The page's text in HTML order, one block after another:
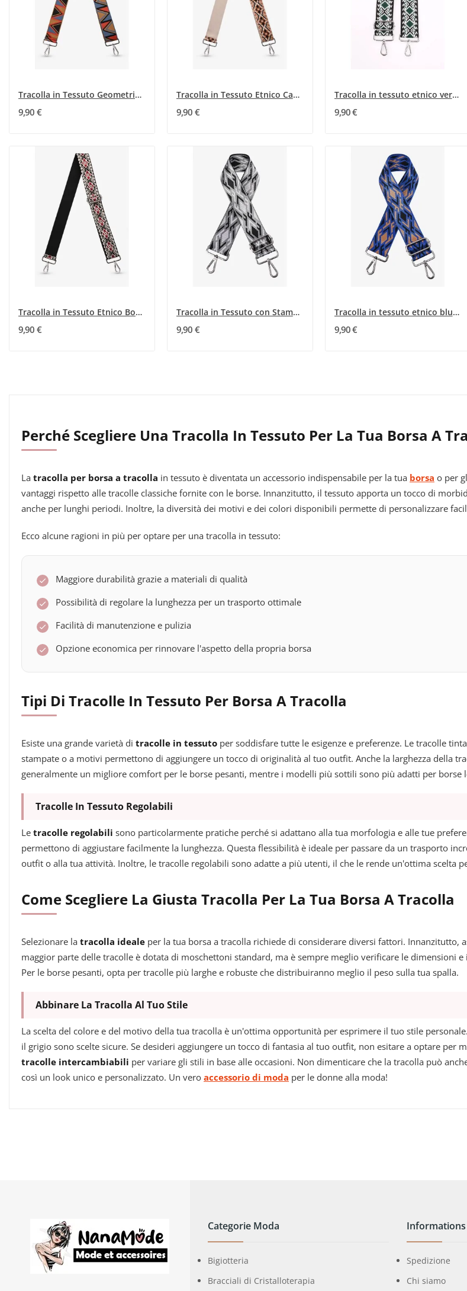
Tracolla in Tessuto Geometrico Multicolore
9,90 €
Tracolla in Tessuto Etnico Cammello e Nero
9,90 €
Tracolla in tessuto etnico verde bottiglia
9,90 €
Tracolla in Tessuto Etnico Bohémien
9,90 €
Tracolla in Tessuto con Stampa Geometrica Nero...
9,90 €
Tracolla in tessuto etnico blu royal
9,90 €
Perché Scegliere Una Tracolla In Tessuto Per La Tua Borsa A
La tracolla per borsa a tracolla in tessuto è diventata un accessorio indispensabile per la tua borsa o per
vantaggi rispetto alle tracolle classiche fornite con le borse. Innanzitutto, il tessuto apporta un tocco di
anche per lunghi periodi. Inoltre, la diversità dei motivi e dei colori disponibili permette di personalizzare
Ecco alcune ragioni in più per optare per una tracolla in tessuto:
Maggiore durabilità grazie a materiali di qualità
Possibilità di regolare la lunghezza per un trasporto ottimale
Facilità di manutenzione e pulizia
Opzione economica per rinnovare l'aspetto della propria borsa
Tipi Di Tracolle In Tessuto Per Borsa A Tracolla
Esiste una grande varietà di tracolle in tessuto per soddisfare tutte le esigenze e preferenze. Le tracolle
stampate o a motivi permettono di aggiungere un tocco di originalità al tuo outfit. Anche la larghezza della
generalmente un migliore comfort per le borse pesanti, mentre i modelli più sottili sono più adatti per borse
Tracolle In Tessuto Regolabili
Le tracolle regolabili sono particolarmente pratiche perché si adattano alla tua morfologia e alle tue
permettono di aggiustare facilmente la lunghezza. Questa flessibilità è ideale per passare da un trasporto
outfit o alla tua attività. Inoltre, le tracolle regolabili sono adatte a più utenti, il che le rende un'ottima scelta
Come Scegliere La Giusta Tracolla Per La Tua Borsa A Tracolla
Selezionare la tracolla ideale per la tua borsa a tracolla richiede di considerare diversi fattori. Innanzitutto,
maggior parte delle tracolle è dotata di moschettoni standard, ma è sempre meglio verificare le dimensioni
Per le borse pesanti, opta per tracolle più larghe e robuste che distribuiranno meglio il peso sulla tua spalla.
Abbinare La Tracolla Al Tuo Stile
La scelta del colore e del motivo della tua tracolla è un'ottima opportunità per esprimere il tuo stile
il grigio sono scelte sicure. Se desideri aggiungere un tocco di fantasia al tuo outfit, non esitare a optare per
tracolle intercambiabili per variare gli stili in base alle occasioni. Non dimenticare che la tracolla può
così un look unico e personalizzato. Un vero accessorio di moda per le donne alla moda!
Categorie Moda
Bigiotteria
Bracciali di Cristalloterapia
Informations
Spedizione
Chi siamo